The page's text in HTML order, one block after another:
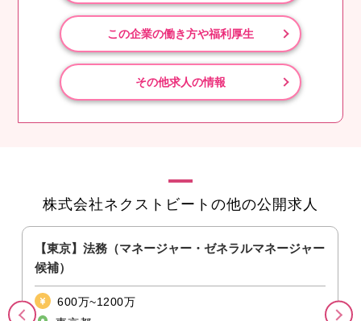
この企業の働き方や福利厚生
その他求人の情報
株式会社ネクストビートの他の公開求人
【東京】法務（マネージャー・ゼネラルマネージャー
候補）
600万~1200万